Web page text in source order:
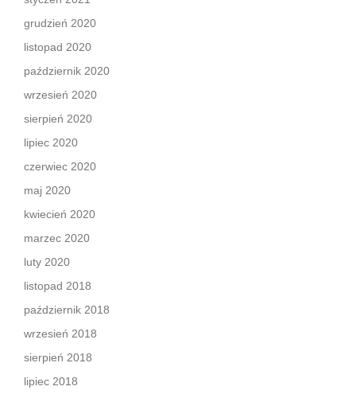
grudzień 2020
listopad 2020
październik 2020
wrzesień 2020
sierpień 2020
lipiec 2020
czerwiec 2020
maj 2020
kwiecień 2020
marzec 2020
luty 2020
listopad 2018
październik 2018
wrzesień 2018
sierpień 2018
lipiec 2018